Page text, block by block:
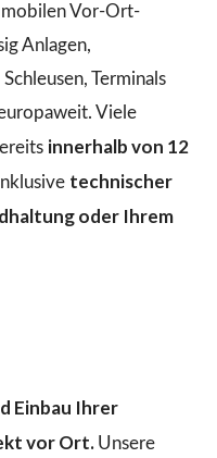
mobilen Vor-Ort-
Anlagen,
Terminals
Viele
innerhalb von 12
technischer
oder Ihrem
Einbau Ihrer
vor Ort. Unsere